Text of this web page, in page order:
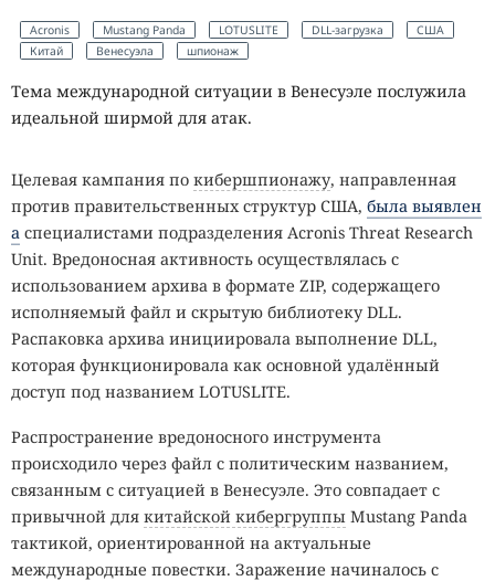
Acronis Mustang Panda LOTUSLITE DLL-загрузка
США
Китай
Венесуэла шпионаж
Тема международной ситуации в Венесуэле послужила
идеальной ширмой для атак.
Целевая кампания по кибершпионажу, направленная
против правительственных структур США, была выявлен
а специалистами подразделения Acronis Threat Research
Unit. Вредоносная активность осуществлялась с
использованием архива в формате ZIP, содержащего
исполняемый файл и скрытую библиотеку DLL.
Распаковка архива инициировала выполнение DLL,
которая функционировала как основной удалённый
доступ под названием LOTUSLITE.
Распространение вредоносного инструмента
происходило через файл с политическим названием,
связанным с ситуацией в Венесуэле. Это совпадает с
привычной для китайской кибергруппы Mustang Panda
тактикой, ориентированной на актуальные
международные повестки. Заражение начиналось с